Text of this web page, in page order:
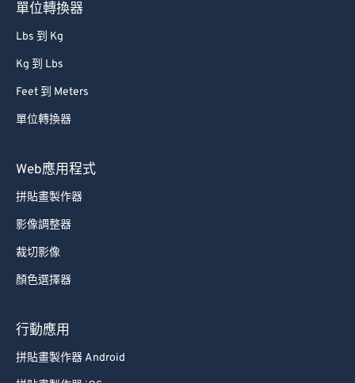
單位轉換器
Lbs 到 Kg
Kg 到 Lbs
Feet 到 Meters
單位轉換器
Web應用程式
拼貼畫製作器
影像調整器
裁切影像
顏色選擇器
行動應用
拼貼畫製作器 Android